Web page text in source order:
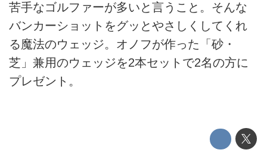
苦手なゴルファーが多いと言うこと。そんな
バンカーショットをグッとやさしくしてくれ
る魔法のウェッジ。オノフが作った「砂・
芝」兼用のウェッジを2本セットで2名の方に
プレゼント。